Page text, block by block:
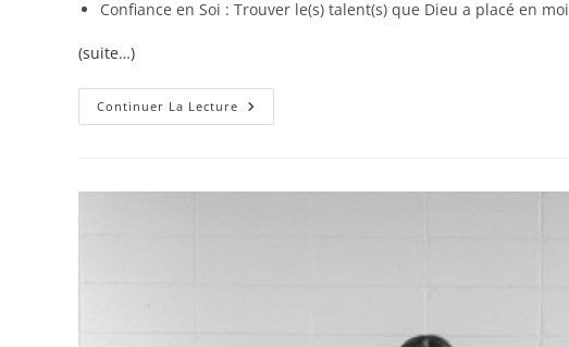
Confiance en Soi : Trouver le(s) talent(s) que Dieu a placé en moi
(suite…)
Continuer La Lecture Comment
Rétablir
2